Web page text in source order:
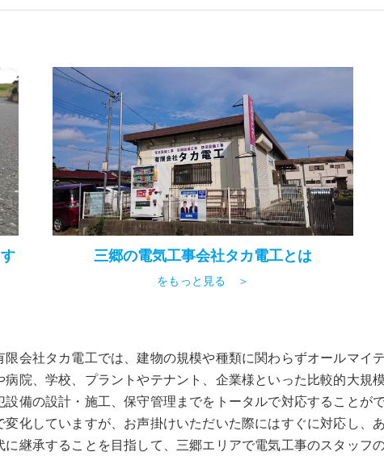
三郷の電気工事会社タカ電工とは
をもっと見る ＞
会社タカ電工では、建物の規模や種類に関わらずオールマイ
院、学校、プラントやテナント、企業様といった比較的大規
備の設計・施工、保守管理までをトータルで対応することが
化していますが、お声掛けいただいた際にはすぐに対応し、
継承することを目指して、 三郷エリアで電気工事のスタッフ